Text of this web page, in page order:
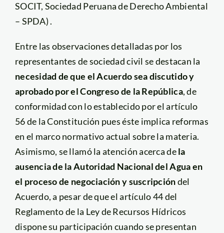
SOCIT, Sociedad Peruana de Derecho Ambiental
– SPDA) .
Entre las observaciones detalladas por los
representantes de sociedad civil se destacan la
necesidad de que el Acuerdo sea discutido y
aprobado por el Congreso de la República, de
conformidad con lo establecido por el artículo
56 de la Constitución pues éste implica reformas
en el marco normativo actual sobre la materia.
Asimismo, se llamó la atención acerca dela
ausencia de la Autoridad Nacional del Agua en
el proceso de negociación y suscripcióndel
Acuerdo, a pesar de que el artículo 44 del
Reglamento de la Ley de Recursos Hídricos
dispone su participación cuando se presentan